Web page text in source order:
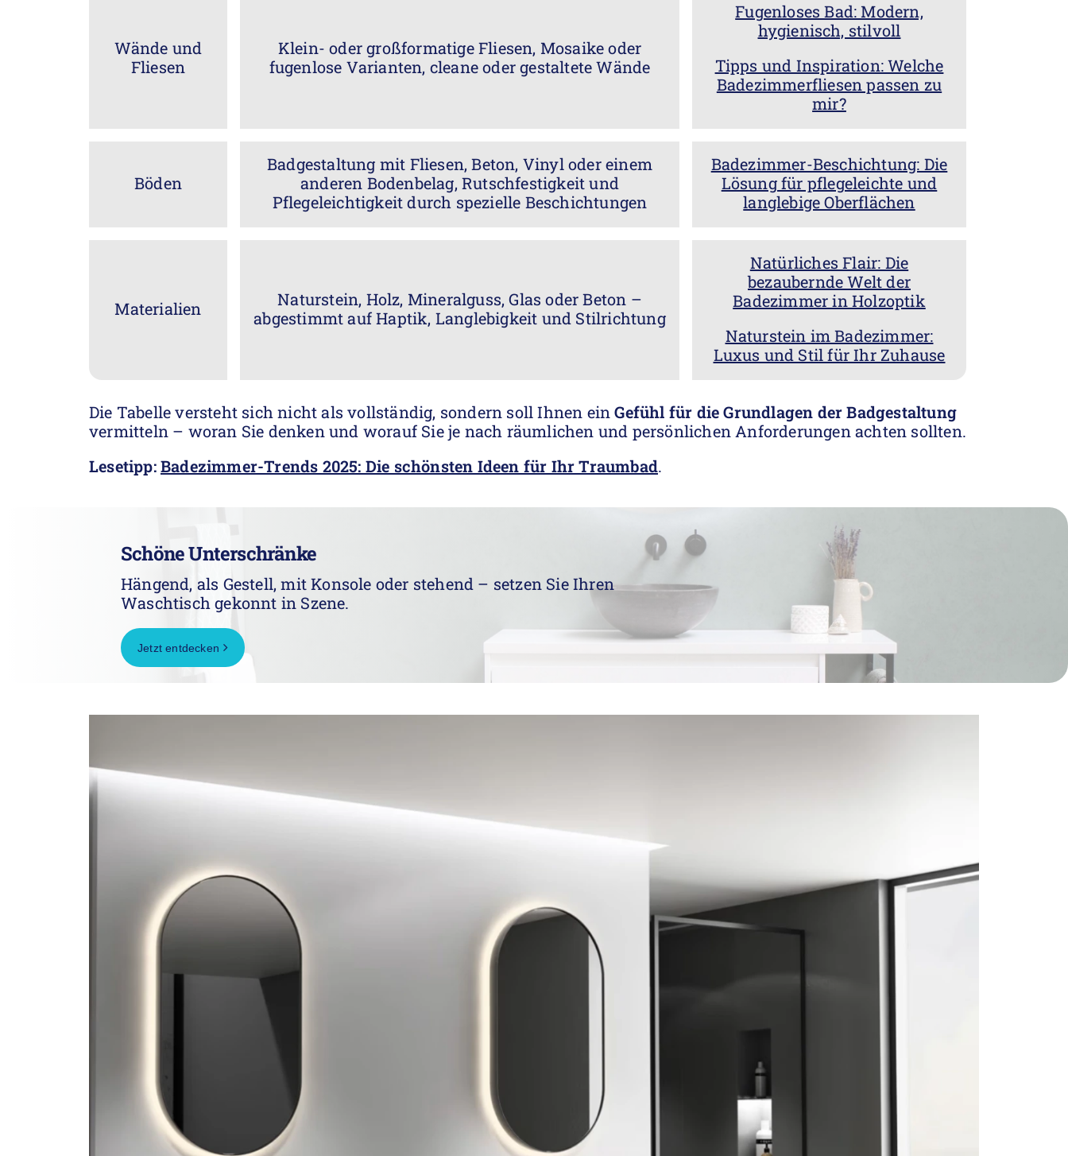
Wände und
Fliesen
Klein- oder großformatige Fliesen, Mosaike oder
fugenlose Varianten, cleane oder gestaltete Wände
Fugenloses Bad: Modern,
hygienisch, stilvoll
Tipps und Inspiration: Welche
Badezimmerfliesen passen zu
mir?
Böden
Badgestaltung mit Fliesen, Beton, Vinyl oder einem
anderen Bodenbelag, Rutschfestigkeit und
Pflegeleichtigkeit durch spezielle Beschichtungen
Badezimmer-Beschichtung: Die
Lösung für pflegeleichte und
langlebige Oberflächen
Materialien
Naturstein, Holz, Mineralguss, Glas oder Beton –
abgestimmt auf Haptik, Langlebigkeit und Stilrichtung
Natürliches Flair: Die
bezaubernde Welt der
Badezimmer in Holzoptik
Naturstein im Badezimmer:
Luxus und Stil für Ihr Zuhause
Die Tabelle versteht sich nicht als vollständig, sondern soll Ihnen einGefühl für die Grundlagen der Badgestaltung
vermitteln – woran Sie denken und worauf Sie je nach räumlichen und persönlichen Anforderungen achten sollten.
Lesetipp:Badezimmer-Trends 2025: Die schönsten Ideen für Ihr Traumbad.
Schöne Unterschränke
Hängend, als Gestell, mit Konsole oder stehend – setzen Sie Ihren
Waschtisch gekonnt in Szene.
Jetzt entdecken